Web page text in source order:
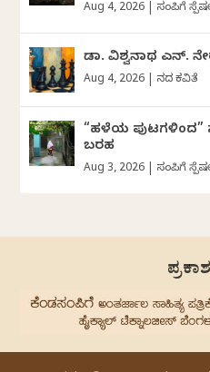
Aug 4, 2026 ಸಂಪಿಗೆ
ಡಾ. ವಿಶ್ವನಾಥ ಎನ್.‌
Aug 4, 2026 ದಿನದ ಕವಿತೆ
“ಹಳೆಯ ಪುಟಗಳಿಂದ”
ಬರಹ
Aug 3, 2026 ಸಂಪಿಗೆ